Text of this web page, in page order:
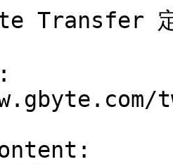
Transfer 定